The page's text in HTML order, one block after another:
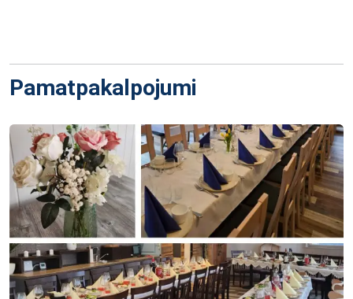
Pamatpakalpojumi